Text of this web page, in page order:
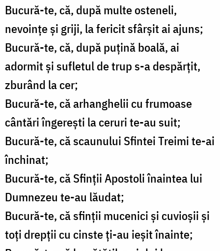
Bucură-te, că, după multe osteneli,
nevoinţe şi griji, la fericit sfârşit ai ajuns;
Bucură-te, că, după puţină boală, ai
adormit şi sufletul de trup s-a despărţit,
zburând la cer;
Bucură-te, că arhanghelii cu frumoase
cântări îngereşti la ceruri te-au suit;
Bucură-te, că scaunului Sfintei Treimi te-ai
închinat;
Bucură-te, că Sfinţii Apostoli înaintea lui
Dumnezeu te-au lăudat;
Bucură-te, că sfinţii mucenici şi cuvioşii şi
toţi drepţii cu cinste ţi-au ieşit înainte;